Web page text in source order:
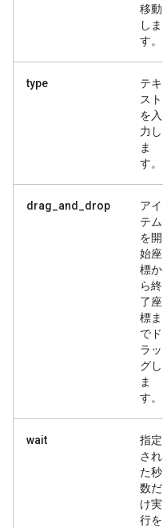
移動
しま
す。
type
テキ
スト
を入
力し
ま
す。
drag_and_drop
アイ
テム
を開
始座
標か
ら終
了座
標ま
でド
ラッ
グし
ま
す。
wait
指定
され
た秒
数だ
け実
行を